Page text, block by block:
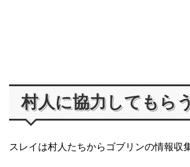
村人に協力してもら
スレイは村人たちからゴブリンの情報収集